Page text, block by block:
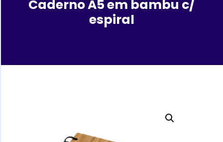
Caderno A5 em bambu c/
espiral